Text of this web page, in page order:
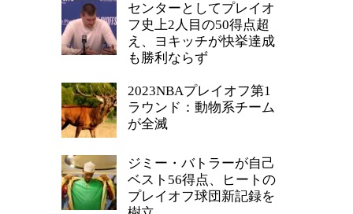
センターとしてプレイオ
フ史上2人目の50得点超
え、ヨキッチが快挙達成
も勝利ならず
2023NBAプレイオフ第1
ラウンド：動物系チーム
が全滅
ジミー・バトラーが自己
ベスト56得点、ヒートの
プレイオフ球団新記録を